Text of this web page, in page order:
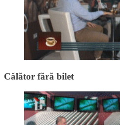
Călător fără bilet